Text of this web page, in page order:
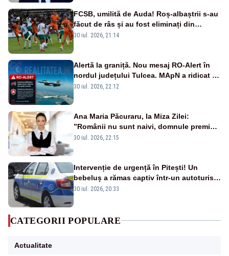
FCSB, umilită de Auda! Roș-albaștrii s-au
făcut de râs și au fost eliminați din
Conference League
30 iul. 2026, 21:14
Alertă la graniță. Nou mesaj RO-Alert în
nordul județului Tulcea. MApN a ridicat de
la sol două avioane F-16
30 iul. 2026, 22:12
Ana Maria Păcuraru, la Miza Zilei:
”Românii nu sunt naivi, domnule premier
Bolojan”
30 iul. 2026, 22:15
Intervenție de urgență în Pitești! Un
bebeluș a rămas captiv într-un autoturism
din cauza unei defecțiuni
30 iul. 2026, 20:33
CATEGORII POPULARE
Actualitate